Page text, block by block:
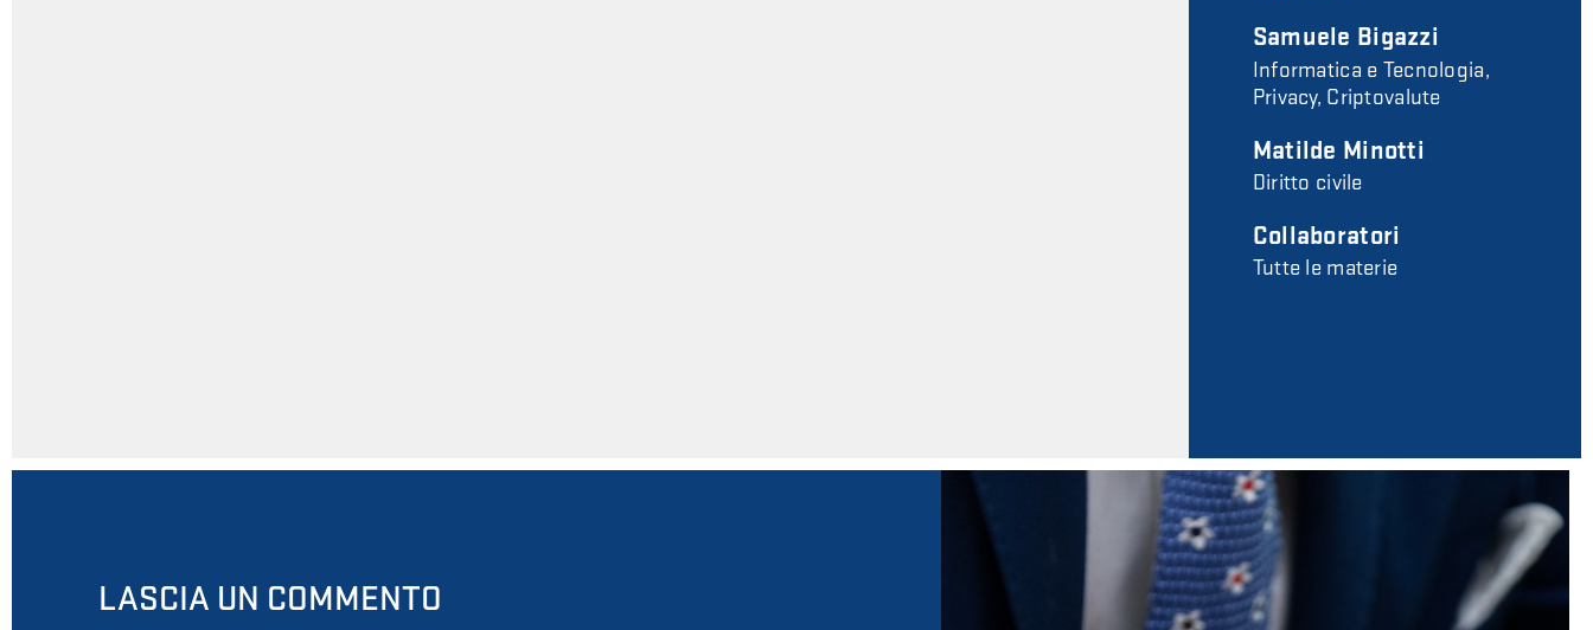
Samuele Bigazzi
Informatica e Tecnologia,
Privacy, Criptovalute
Matilde Minotti
Diritto civile
Collaboratori
Tutte le materie
LASCIA UN COMMENTO